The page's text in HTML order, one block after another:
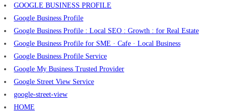
GOOGLE BUSINESS PROFILE
Google Business Profile
Google Business Profile : Local SEO : Growth : for Real Estate
Google Business Profile for SME · Cafe · Local Business
Google Business Profile Service
Google My Business Trusted Provider
Google Street View Service
google-street-view
HOME